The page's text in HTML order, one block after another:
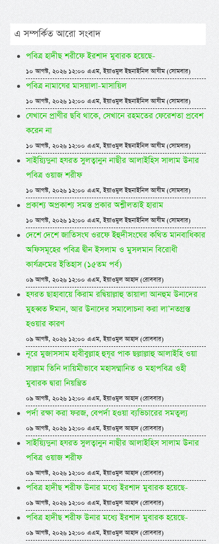
এ সম্পর্কিত আরো সংবাদ
পবিত্র হাদীছ শরীফে ইরশাদ মুবারক হয়েছে-
১০ আগস্ট, ২০২৬ ১২:০০ এএম, ইয়াওমুল ইছনাইনিল আযীম (সোমবার)
পবিত্র নামাযের মাসয়ালা-মাসায়িল
১০ আগস্ট, ২০২৬ ১২:০০ এএম, ইয়াওমুল ইছনাইনিল আযীম (সোমবার)
যেখানে প্রাণীর ছবি থাকে, সেখানে রহমতের ফেরেশতা প্রবেশ
করেন না
১০ আগস্ট, ২০২৬ ১২:০০ এএম, ইয়াওমুল ইছনাইনিল আযীম (সোমবার)
সাইয়্যিদুনা হযরত সুলত্বানুন নাছীর আলাইহিস সালাম উনার
পবিত্র ওয়াজ শরীফ
১০ আগস্ট, ২০২৬ ১২:০০ এএম, ইয়াওমুল ইছনাইনিল আযীম (সোমবার)
প্রকাশ্য অপ্রকাশ্য সমস্ত প্রকার অশ্লীলতাই হারাম
১০ আগস্ট, ২০২৬ ১২:০০ এএম, ইয়াওমুল ইছনাইনিল আযীম (সোমবার)
দেশে দেশে জাতিসংঘ ওরফে ইহুদীসংঘের কথিত মানবাধিকার
অফিসমূহের পবিত্র দ্বীন ইসলাম ও মুসলমান বিরোধী
কার্যক্রমের ইতিহাস (১৫তম পর্ব)
০৯ আগস্ট, ২০২৬ ১২:০০ এএম, ইয়াওমুল আহাদ (রোববার)
হযরত ছাহাবায়ে কিরাম রদ্বিয়াল্লাহু তায়ালা আনহুম উনাদের
মুহব্বত ঈমান, আর উনাদের সমালোচনা করা লা’নতগ্রস্ত
হওয়ার কারণ
০৯ আগস্ট, ২০২৬ ১২:০০ এএম, ইয়াওমুল আহাদ (রোববার)
নূরে মুজাসসাম হাবীবুল্লাহ হুযূর পাক ছল্লাল্লাহু আলাইহি ওয়া
সাল্লাম তিনি দায়িমীভাবে মহাসম্মানিত ও মহাপবিত্র ওহী
মুবারক দ্বারা নিয়ন্ত্রিত
০৯ আগস্ট, ২০২৬ ১২:০০ এএম, ইয়াওমুল আহাদ (রোববার)
পর্দা রক্ষা করা ফরজ, বেপর্দা হওয়া ব্যভিচারের সমতুল্য
০৯ আগস্ট, ২০২৬ ১২:০০ এএম, ইয়াওমুল আহাদ (রোববার)
সাইয়্যিদুনা হযরত সুলত্বানুন নাছীর আলাইহিস সালাম উনার
পবিত্র ওয়াজ শরীফ
০৯ আগস্ট, ২০২৬ ১২:০০ এএম, ইয়াওমুল আহাদ (রোববার)
পবিত্র হাদীছ শরীফ উনার মধ্যে ইরশাদ মুবারক হয়েছে-
০৯ আগস্ট, ২০২৬ ১২:০০ এএম, ইয়াওমুল আহাদ (রোববার)
পবিত্র হাদীছ শরীফ উনার মধ্যে ইরশাদ মুবারক হয়েছে-
০৯ আগস্ট, ২০২৬ ১২:০০ এএম, ইয়াওমুল আহাদ (রোববার)